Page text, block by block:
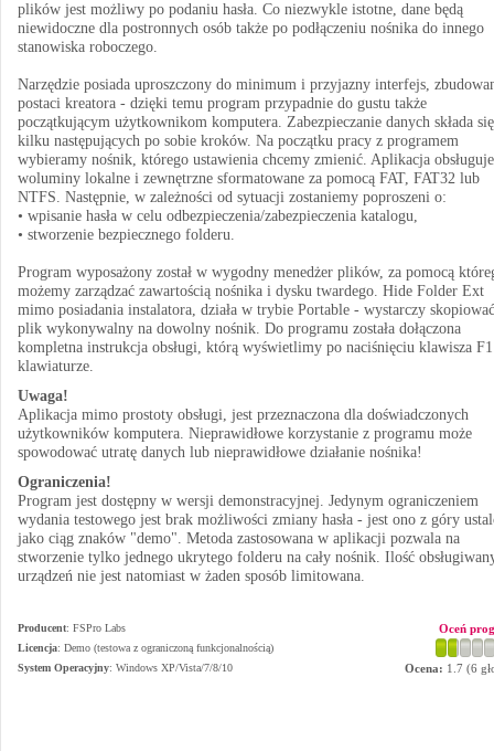
plików jest możliwy po podaniu hasła. Co niezwykle istotne, dane będą
niewidoczne dla postronnych osób także po podłączeniu nośnika do innego
stanowiska roboczego.
Narzędzie posiada uproszczony do minimum i przyjazny interfejs,
postaci kreatora - dzięki temu program przypadnie do gustu także
początkującym użytkownikom komputera. Zabezpieczanie danych składa
kilku następujących po sobie kroków. Na początku pracy z programem
wybieramy nośnik, którego ustawienia chcemy zmienić. Aplikacja obsługuje
woluminy lokalne i zewnętrzne sformatowane za pomocą FAT, FAT32 lub
NTFS. Następnie, w zależności od sytuacji zostaniemy poproszeni o:
• wpisanie hasła w celu odbezpieczenia/zabezpieczenia katalogu,
• stworzenie bezpiecznego folderu.
Program wyposażony został w wygodny menedżer plików, za pomocą
możemy zarządzać zawartością nośnika i dysku twardego. Hide Folder Ext
mimo posiadania instalatora, działa w trybie Portable - wystarczy skopiować
plik wykonywalny na dowolny nośnik. Do programu została dołączona
kompletna instrukcja obsługi, którą wyświetlimy po naciśnięciu klawisza
klawiaturze.
Uwaga!
Aplikacja mimo prostoty obsługi, jest przeznaczona dla doświadczonych
użytkowników komputera. Nieprawidłowe korzystanie z programu może
spowodować utratę danych lub nieprawidłowe działanie nośnika!
Ograniczenia!
Program jest dostępny w wersji demonstracyjnej. Jedynym ograniczeniem
wydania testowego jest brak możliwości zmiany hasła - jest ono z góry
jako ciąg znaków "demo". Metoda zastosowana w aplikacji pozwala na
stworzenie tylko jednego ukrytego folderu na cały nośnik. Ilość
urządzeń nie jest natomiast w żaden sposób limitowana.
Producent: FSPro Labs
Licencja: Demo (testowa z ograniczoną funkcjonalnością)
System Operacyjny: Windows XP/Vista/7/8/10
Oceń
Ocena: 1.7 (6